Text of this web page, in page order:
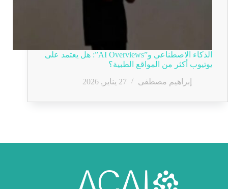
الذكاء الاصطناعي و”AI Overviews”: هل يعتمد على
يوتيوب أكثر من المواقع الطبية؟
إبراهيم مصطفى
27 يناير, 2026